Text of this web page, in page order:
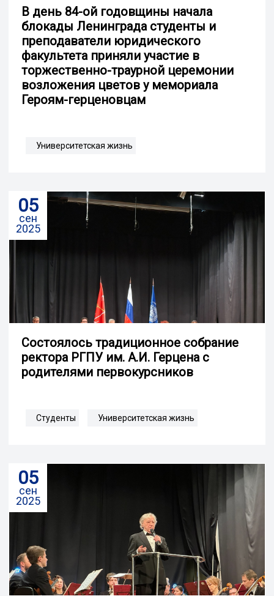
В день 84-ой годовщины начала
блокады Ленинграда студенты и
преподаватели юридического
факультета приняли участие в
торжественно-траурной церемонии
возложения цветов у мемориала
Героям-герценовцам
Университетская жизнь
05
сен
2025
Состоялось традиционное собрание
ректора РГПУ им. А.И. Герцена с
родителями первокурсников
Студенты Университетская жизнь
05
сен
2025